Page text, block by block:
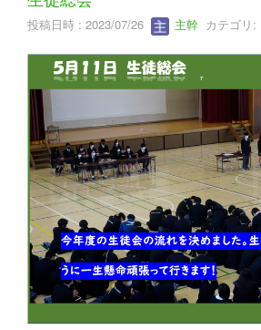
投稿日時 : 2023/07/26 主幹 カテゴリ: